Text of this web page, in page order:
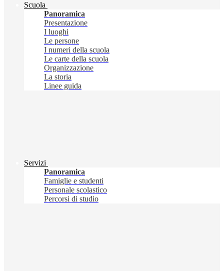
Scuola
Panoramica
Presentazione
I luoghi
Le persone
I numeri della scuola
Le carte della scuola
Organizzazione
La storia
Linee guida
Servizi
Panoramica
Famiglie e studenti
Personale scolastico
Percorsi di studio